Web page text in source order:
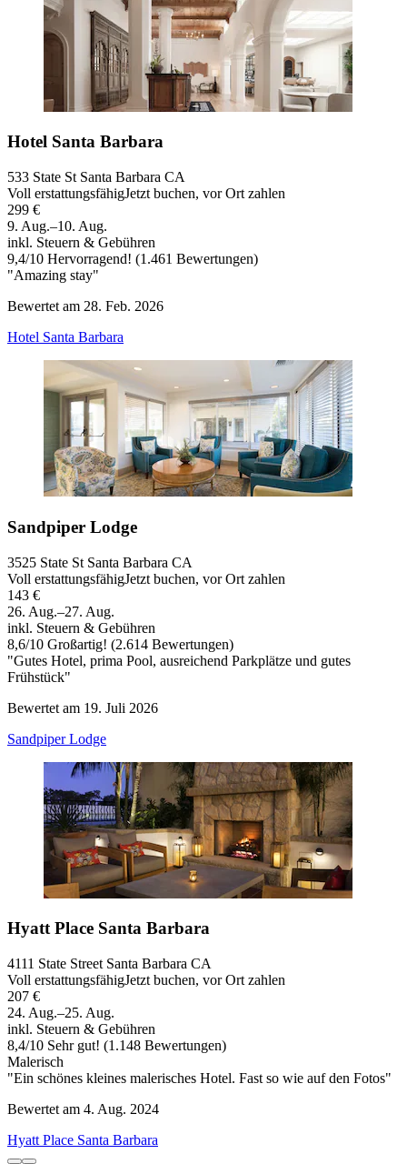
Hotel Santa Barbara
533 State St Santa Barbara CA
Voll erstattungsfähigJetzt buchen, vor Ort zahlen
299 €
9. Aug.–10. Aug.
inkl. Steuern & Gebühren
9,4/10 Hervorragend! (1.461 Bewertungen)
"Amazing stay"
Bewertet am 28. Feb. 2026
Hotel Santa Barbara
Sandpiper Lodge
3525 State St Santa Barbara CA
Voll erstattungsfähigJetzt buchen, vor Ort zahlen
143 €
26. Aug.–27. Aug.
inkl. Steuern & Gebühren
8,6/10 Großartig! (2.614 Bewertungen)
"Gutes Hotel, prima Pool, ausreichend Parkplätze und gutes
Frühstück"
Bewertet am 19. Juli 2026
Sandpiper Lodge
Hyatt Place Santa Barbara
4111 State Street Santa Barbara CA
Voll erstattungsfähigJetzt buchen, vor Ort zahlen
207 €
24. Aug.–25. Aug.
inkl. Steuern & Gebühren
8,4/10 Sehr gut! (1.148 Bewertungen)
Malerisch
"Ein schönes kleines malerisches Hotel. Fast so wie auf den Fotos"
Bewertet am 4. Aug. 2024
Hyatt Place Santa Barbara